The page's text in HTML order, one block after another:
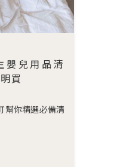
嬰兒用品清
買
幫你精選必備清